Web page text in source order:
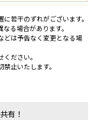
若干のずれがございます。
る場合があります。
どは予告なく変更となる場
ださい。
止いたします。
有！